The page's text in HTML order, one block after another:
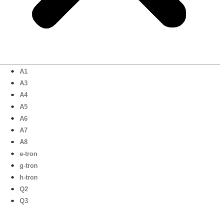
A1
A3
A4
A5
A6
A7
A8
e-tron
g-tron
h-tron
Q2
Q3